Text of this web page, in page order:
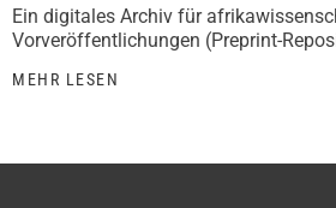
Ein digitales Archiv für
Vorveröffentlichungen (Preprint-
MEHR LESEN